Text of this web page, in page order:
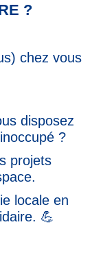
?
chez vous
disposez
?
projets
locale en
💪